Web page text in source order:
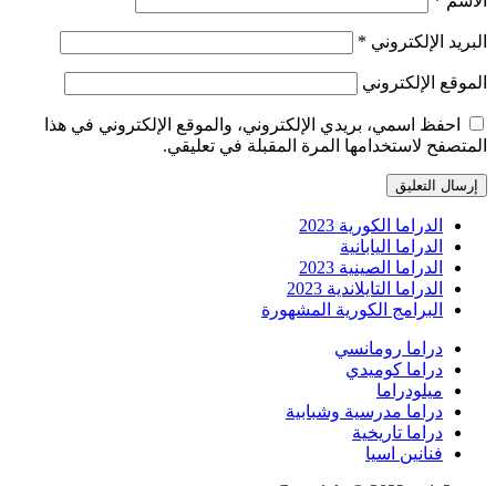
البريد الإلكتروني *
الموقع الإلكتروني
احفظ اسمي، بريدي الإلكتروني، والموقع الإلكتروني في هذا
المتصفح لاستخدامها المرة المقبلة في تعليقي.
الدراما الكورية 2023
الدراما اليابانية
الدراما الصينية 2023
الدراما التايلاندية 2023
البرامج الكورية المشهورة
دراما رومانسي
دراما كوميدي
ميلودراما
دراما مدرسية وشبابية
دراما تاريخية
فنانين اسيا